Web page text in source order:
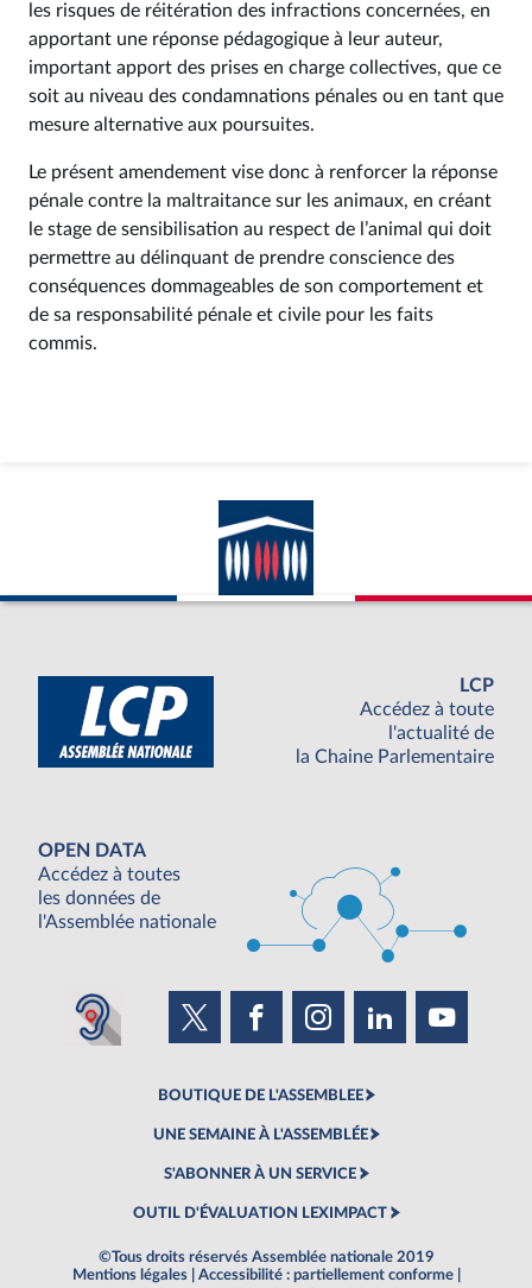
les risques de réitération des infractions concernées, en
apportant une réponse pédagogique à leur auteur,
important apport des prises en charge collectives, que ce
soit au niveau des condamnations pénales ou en tant que
mesure alternative aux poursuites.
Le présent amendement vise donc à renforcer la réponse
pénale contre la maltraitance sur les animaux, en créant
le stage de sensibilisation au respect de l’animal qui doit
permettre au délinquant de prendre conscience des
conséquences dommageables de son comportement et
de sa responsabilité pénale et civile pour les faits
commis.
LCP
Accédez à toute
l'actualité de
la Chaine Parlementaire
OPEN DATA
Accédez à toutes
les données de
l'Assemblée nationale
BOUTIQUE DE L'ASSEMBLEE
UNE SEMAINE À L'ASSEMBLÉE
S'ABONNER À UN SERVICE
OUTIL D'ÉVALUATION LEXIMPACT
©Tous droits réservés Assemblée nationale 2019
Mentions légales
Accessibilité : partiellement conforme